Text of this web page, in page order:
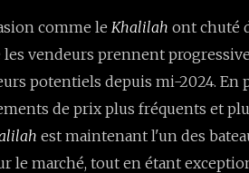
comme le Khalilah ont chuté
vendeurs prennent
potentiels depuis mi-2024. En
de prix plus fréquents et
est maintenant l'un des
le marché, tout en étant